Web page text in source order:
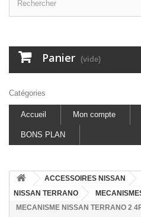
Panier (vide)
Catégories
Accueil Mon compte
BONS PLAN
ACCESSOIRES NISSAN
NISSAN TERRANO
MECANISME NISSAN TERRANO 2